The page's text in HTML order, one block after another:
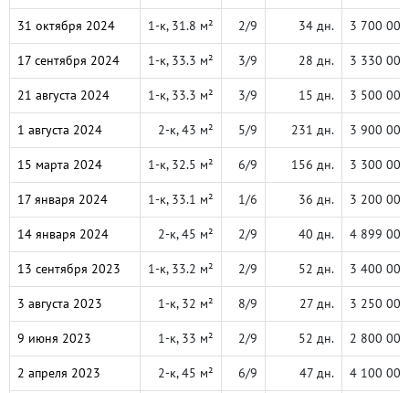
31 октября 2024 1-к, 31.8 м² 2/9 34 дн. 3 700 000
17 сентября 2024 1-к, 33.3 м² 3/9 28 дн. 3 330 000
21 августа 2024 1-к, 33.3 м² 3/9 15 дн. 3 500 000
1 августа 2024 2-к, 43 м² 5/9 231 дн. 3 900 000
15 марта 2024 1-к, 32.5 м² 6/9 156 дн. 3 300 000
17 января 2024 1-к, 33.1 м² 1/6 36 дн. 3 200 000
14 января 2024 2-к, 45 м² 2/9 40 дн. 4 899 000
13 сентября 2023 1-к, 33.2 м² 2/9 52 дн. 3 400 000
3 августа 2023 1-к, 32 м² 8/9 27 дн. 3 250 000
9 июня 2023 1-к, 33 м² 2/9 52 дн. 2 800 000
2 апреля 2023 2-к, 45 м² 6/9 47 дн. 4 100 000